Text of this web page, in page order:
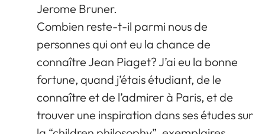
Jerome Bruner.
Combien reste-t-il parmi nous de
personnes qui ont eu la chance de
connaître Jean Piaget? J’ai eu la bonne
fortune, quand j’étais étudiant, de le
connaître et de l’admirer à Paris, et de
trouver une inspiration dans ses études sur